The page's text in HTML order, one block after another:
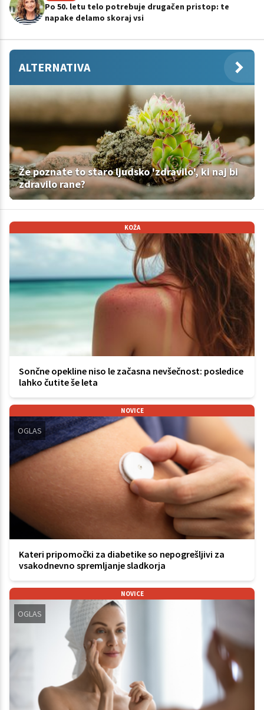
Po 50. letu telo potrebuje drugačen pristop: te
napake delamo skoraj vsi
ALTERNATIVA
Že poznate to staro ljudsko 'zdravilo', ki naj bi
zdravilo rane?
KOŽA
Sončne opekline niso le začasna nevšečnost: posledice
lahko čutite še leta
NOVICE
OGLAS
Kateri pripomočki za diabetike so nepogrešljivi za
vsakodnevno spremljanje sladkorja
NOVICE
OGLAS